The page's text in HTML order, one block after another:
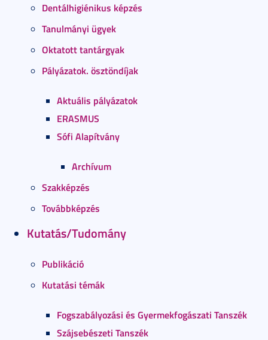
Dentálhigiénikus képzés
Tanulmányi ügyek
Oktatott tantárgyak
Pályázatok. ösztöndíjak
Aktuális pályázatok
ERASMUS
Sófi Alapítvány
Archívum
Szakképzés
Továbbképzés
Kutatás/Tudomány
Publikáció
Kutatási témák
Fogszabályozási és Gyermekfogászati Tanszék
Szájsebészeti Tanszék